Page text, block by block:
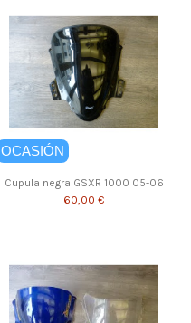
OCASIÓN
Cupula negra GSXR 1000 05-06
60,00 €